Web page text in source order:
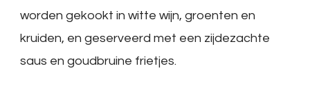
worden gekookt in witte wijn, groenten en
kruiden, en geserveerd met een zijdezachte
saus en goudbruine frietjes.